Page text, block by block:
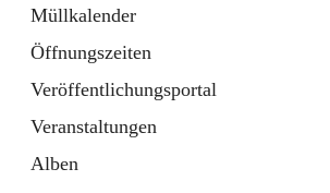
Müllkalender
Öffnungszeiten
Veröffentlichungsportal
Veranstaltungen
Alben
10 Schnellzugriffe